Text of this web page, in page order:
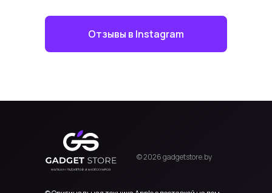
Отзывы в Instagram
© 2026 gadgetstore.by